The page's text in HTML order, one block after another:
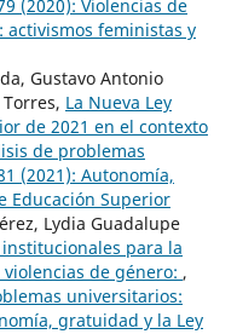
(2020): Violencias de
feministas y
Gustavo Antonio
La Nueva Ley
de 2021 en el contexto
de problemas
(2021): Autonomía,
Educación Superior
Lydia Guadalupe
institucionales para la
de género: ,
universitarios:
gratuidad y la Ley